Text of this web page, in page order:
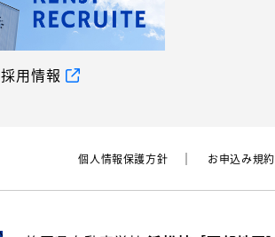
採用情報
個⼈情報保護⽅針 お申込み規約